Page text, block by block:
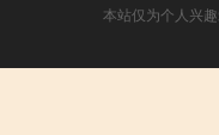
本站仅为个人兴